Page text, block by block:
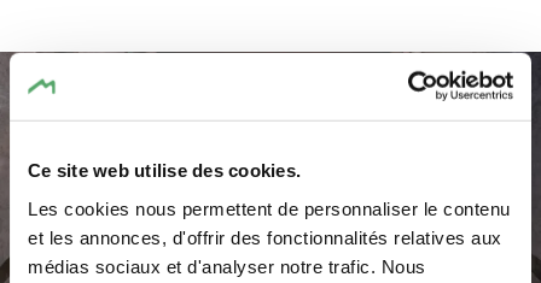
Ce site web utilise des cookies.
Les cookies nous permettent de personnaliser le contenu
et les annonces, d'offrir des fonctionnalités relatives aux
médias sociaux et d'analyser notre trafic. Nous